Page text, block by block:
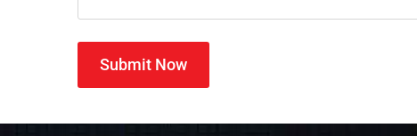
Submit Now